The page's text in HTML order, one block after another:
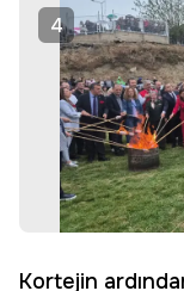
4
Kortejin